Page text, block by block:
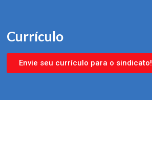
Currículo
Envie seu currículo para o sindicato!